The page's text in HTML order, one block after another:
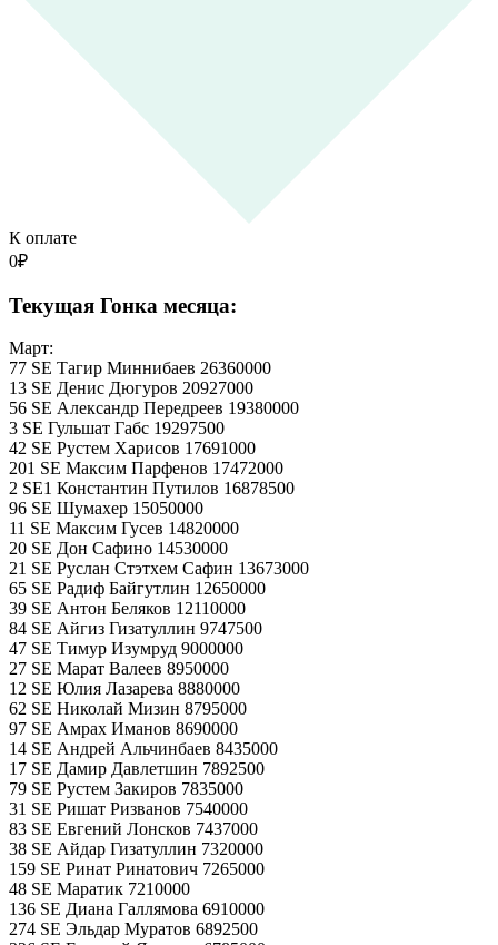
К оплате
0₽
Текущая Гонка месяца:
Март:
77 SE Тагир Миннибаев 26360000
13 SE Денис Дюгуров 20927000
56 SE Александр Передреев 19380000
3 SE Гульшат Габс 19297500
42 SE Рустем Харисов 17691000
201 SE Максим Парфенов 17472000
2 SE1 Константин Путилов 16878500
96 SE Шумахер 15050000
11 SE Максим Гусев 14820000
20 SE Дон Сафино 14530000
21 SE Руслан Стэтхем Сафин 13673000
65 SE Радиф Байгутлин 12650000
39 SE Антон Беляков 12110000
84 SE Айгиз Гизатуллин 9747500
47 SE Тимур Изумруд 9000000
27 SE Марат Валеев 8950000
12 SE Юлия Лазарева 8880000
62 SE Николай Мизин 8795000
97 SE Амрах Иманов 8690000
14 SE Андрей Альчинбаев 8435000
17 SE Дамир Давлетшин 7892500
79 SE Рустем Закиров 7835000
31 SE Ришат Ризванов 7540000
83 SE Евгений Лонсков 7437000
38 SE Айдар Гизатуллин 7320000
159 SE Ринат Ринатович 7265000
48 SE Маратик 7210000
136 SE Диана Галлямова 6910000
274 SE Эльдар Муратов 6892500